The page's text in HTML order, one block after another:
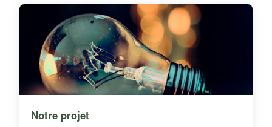
Notre projet